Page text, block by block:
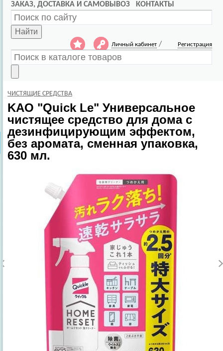
ЗАКАЗ, ДОСТАВКА И САМОВЫВОЗ
КОНТАКТЫ
Найти
Личный кабинет / Регистрация
ЧИСТЯЩИЕ СРЕДСТВА
KAO "Quick Le" Универсальное
чистящее средство для дома с
дезинфицирующим эффектом,
без аромата, сменная упаковка,
630 мл.